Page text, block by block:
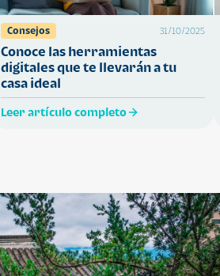
Consejos 31/10/2025
Conoce las herramientas
digitales que te llevarán a tu
casa ideal
Leer artículo completo